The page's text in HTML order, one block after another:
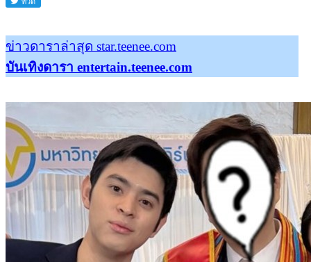
ข่าวดาราล่าสุด star.teenee.com
บันเทิงดารา entertain.teenee.com